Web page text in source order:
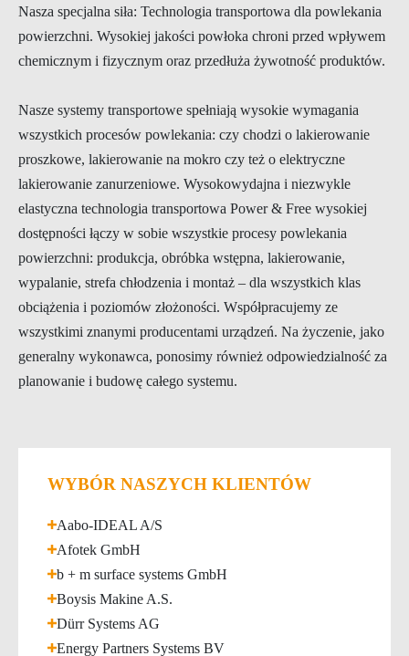
Nasza specjalna siła: Technologia transportowa dla powlekania
powierzchni. Wysokiej jakości powłoka chroni przed wpływem
chemicznym i fizycznym oraz przedłuża żywotność produktów.
Nasze systemy transportowe spełniają wysokie wymagania
wszystkich procesów powlekania: czy chodzi o lakierowanie
proszkowe, lakierowanie na mokro czy też o elektryczne
lakierowanie zanurzeniowe. Wysokowydajna i niezwykle
elastyczna technologia transportowa Power & Free wysokiej
dostępności łączy w sobie wszystkie procesy powlekania
powierzchni: produkcja, obróbka wstępna, lakierowanie,
wypalanie, strefa chłodzenia i montaż – dla wszystkich klas
obciążenia i poziomów złożoności. Współpracujemy ze
wszystkimi znanymi producentami urządzeń. Na życzenie, jako
generalny wykonawca, ponosimy również odpowiedzialność za
planowanie i budowę całego systemu.
WYBÓR NASZYCH KLIENTÓW
Aabo-IDEAL A/S
Afotek GmbH
b + m surface systems GmbH
Boysis Makine A.S.
Dürr Systems AG
Energy Partners Systems BV